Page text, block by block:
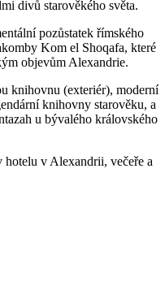
divů starověkého světa.
pozůstatek římského
Kom el Shoqafa, které
objevům Alexandrie.
knihovnu (exteriér), moderní
knihovny starověku, a
u bývalého královského
v Alexandrii, večeře a